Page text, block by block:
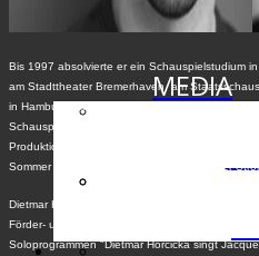
MEDIA
Bis 1997 absolvierte er ein Schauspielstudium
am Stadttheater Bremerhaven, am
in Hamburg, Rostock, Kiel und Magdeburg.Seit
Schauspieler, Chansonnier und Regisseur. Er
Produktionen "Jetzt oder nie", "Die
Sommer 2009 war er in dem Kinofilm "Unter
Dietmar Horcicka, der 1996 mit dem ersten
Förder- und Publikumspreis ausgezeichnet
Soloprogrammen "Dietmar Horcicka singt